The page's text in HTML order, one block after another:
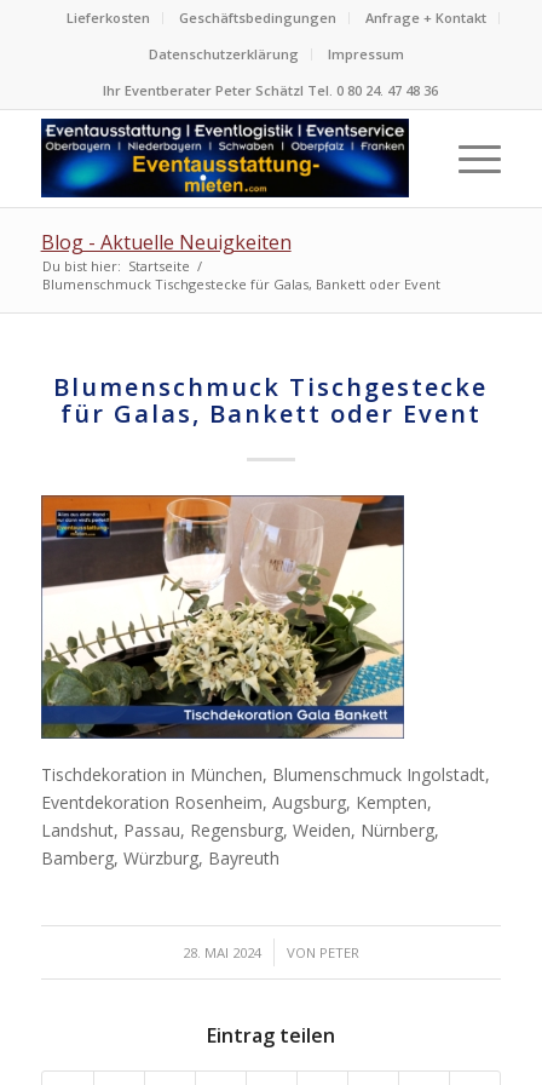
Lieferkosten Geschäftsbedingungen
Anfrage + Kontakt
Datenschutzerklärung
Impressum
Ihr Eventberater Peter Schätzl Tel. 0 80 24. 47 48 36
Blog - Aktuelle Neuigkeiten
Du bist hier: Startseite /
Blumenschmuck Tischgestecke für Galas, Bankett oder Event
Blumenschmuck Tischgestecke
für Galas, Bankett oder Event
Tischdekoration in München, Blumenschmuck Ingolstadt,
Eventdekoration Rosenheim, Augsburg, Kempten,
Landshut, Passau, Regensburg, Weiden, Nürnberg,
Bamberg, Würzburg, Bayreuth
28. MAI 2024
/ VON PETER
Eintrag teilen